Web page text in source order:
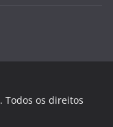
. Todos os direitos